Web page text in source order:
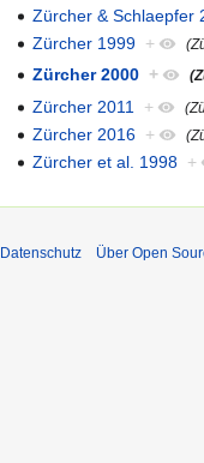
Zürcher & Schlaepfer
Zürcher 1999 +
Zürcher 2000 +
Zürcher 2011 +
Zürcher 2016 +
Zürcher et al. 1998 +
Datenschutz Über Open